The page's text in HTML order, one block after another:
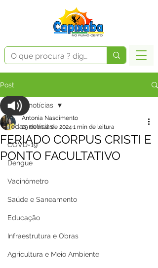
Post
Todas notícias
COVD-19
Dengue
Vacinômetro
Saúde e Saneamento
Educação
Infraestrutura e Obras
Agricultura e Meio Ambiente
Todas notícias
FERIADO CORPUS CRISTI E
PONTO FACULTATIVO
Antonia Nascimento
29 de mai. de 2024 1 min de leitura